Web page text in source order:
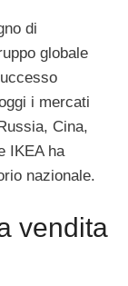
di
globale
i mercati
Cina,
IKEA ha
nazionale.
vendita